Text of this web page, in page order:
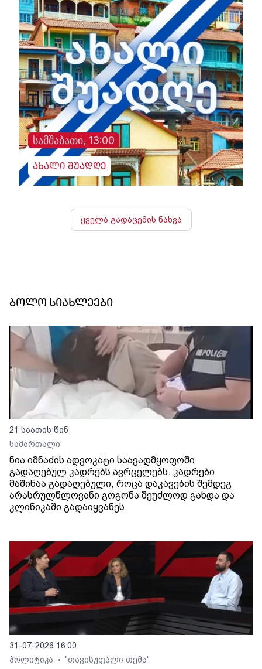
სამშაბათი, 13:00
ახალი შუადღე
ყველა გადაცემის ნახვა
ბოლო სიახლეები
21 საათის წინ
სამართალი
ნია იმნაძის ადვოკატი საავადმყოფოში
გადაღებულ კადრებს ავრცელებს. კადრები
მაშინაა გადაღებული, როცა დაკავების შემდეგ
არასრულწლოვანი გოგონა შეუძლოდ გახდა და
კლინიკაში გადაიყვანეს.
31-07-2026 16:00
პოლიტიკა
• "თავისუფალი თემა"